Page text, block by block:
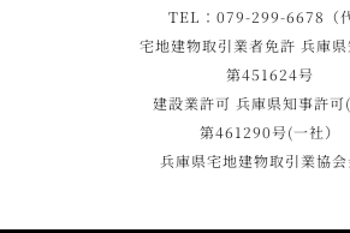
TEL：079-299-6678（代
宅地建物取引業者免許 兵庫
第451624号
建設業許可 兵庫県知事許可
第461290号(一社）
兵庫県宅地建物取引業協会